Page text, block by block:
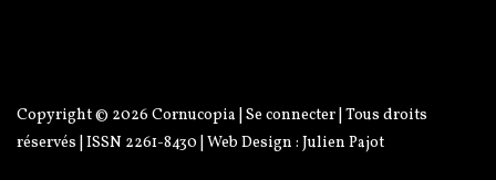
Copyright © 2026 Cornucopia Se connecter | Tous droits
réservés | ISSN 2261-8430 | Web Design : Julien Pajot